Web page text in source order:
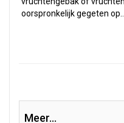
oorspronkelijk gegeten op…
Meer...